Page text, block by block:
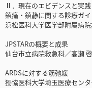
Ⅱ．現在のエビデンスと実践
鎮痛・鎮静に関する診療ガ
浜松医科大学医学部附属病
JPSTARの概要と成果
仙台市立病院救急科／高瀬
ARDSに対する筋弛緩
獨協医科大学埼玉医療セン